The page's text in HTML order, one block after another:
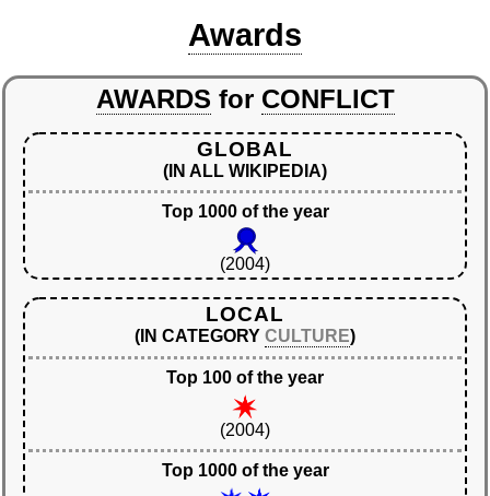
Awards
AWARDS for CONFLICT
GLOBAL
(IN ALL WIKIPEDIA)
Top 1000 of the year
(2004)
LOCAL
(IN CATEGORY CULTURE)
Top 100 of the year
(2004)
Top 1000 of the year